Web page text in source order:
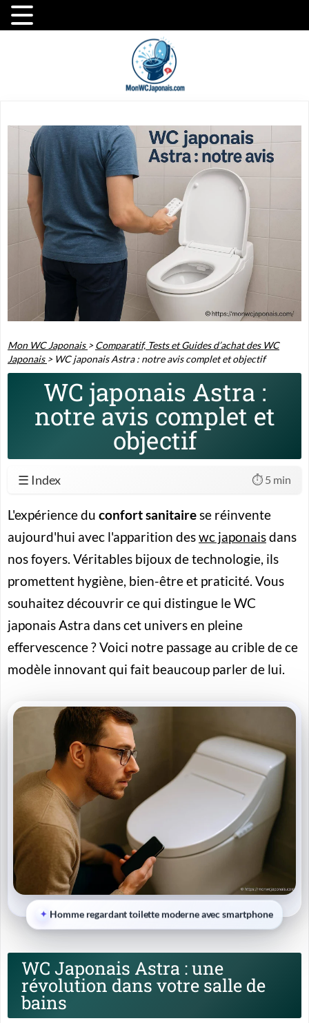
Mon WC Japonais >Comparatif, Tests et Guides d’achat des WC
Japonais > WC japonais Astra : notre avis complet et objectif
WC japonais Astra :
notre avis complet et
objectif
☰ Index ⏱️ 5 min
L'expérience du confort sanitairese réinvente
aujourd'hui avec l'apparition deswc japonaisdans
nos foyers. Véritables bijoux de technologie, ils
promettent hygiène, bien-être et praticité. Vous
souhaitez découvrir ce qui distingue leWC
japonais Astra dans cet univers en pleine
effervescence ? Voici notre passage au crible de ce
modèle innovant qui fait beaucoup parler de lui.
Homme regardant toilette moderne avec smartphone
WC Japonais Astra : une
révolution dans votre salle de
bains